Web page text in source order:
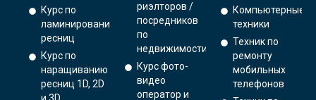
Курс по
ламинированию
ресниц
Курс по
наращиванию
ресниц 1D, 2D
риэлторов /
посредников
по
недвижимости
Курс фото-
видео
оператор и
Компьютерные
техники
Техник по
ремонту
мобильных
телефонов